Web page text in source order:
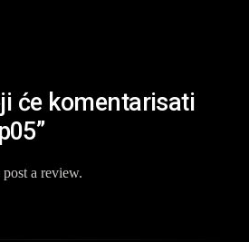
će komentarisati
post a review.